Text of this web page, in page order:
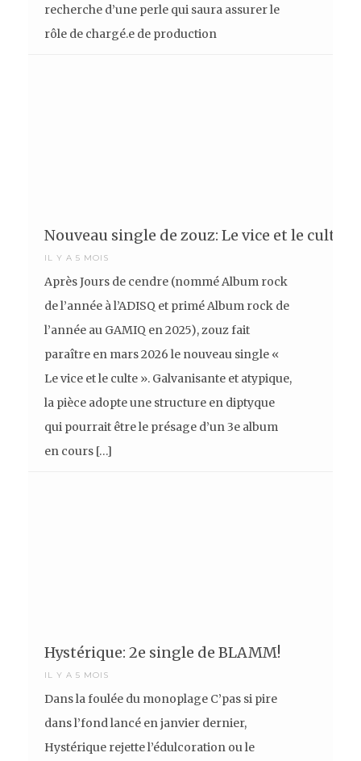
recherche d’une perle qui saura assurer le
rôle de chargé.e de production
Nouveau single de zouz: Le vice et le culte
IL Y A 5 MOIS
Après Jours de cendre (nommé Album rock
de l’année à l’ADISQ et primé Album rock de
l’année au GAMIQ en 2025), zouz fait
paraître en mars 2026 le nouveau single «
Le vice et le culte ». Galvanisante et atypique,
la pièce adopte une structure en diptyque
qui pourrait être le présage d’un 3e album
en cours […]
Hystérique: 2e single de BLAMM!
IL Y A 5 MOIS
Dans la foulée du monoplage C’pas si pire
dans l’fond lancé en janvier dernier,
Hystérique rejette l’édulcoration ou le